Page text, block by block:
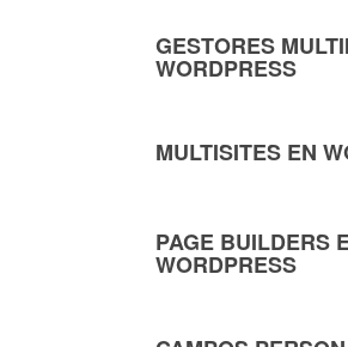
GESTORES
WORDPRESS
MULTISITES EN
PAGE BUILDERS
WORDPRESS